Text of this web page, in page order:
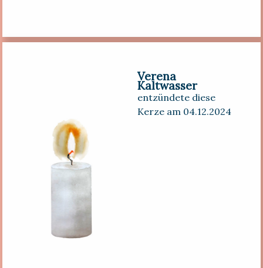
Verena
Kaltwasser
entzündete diese
Kerze am 04.12.2024